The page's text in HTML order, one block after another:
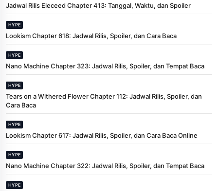
Jadwal Rilis Eleceed Chapter 413: Tanggal, Waktu, dan Spoiler
HYPE
Lookism Chapter 618: Jadwal Rilis, Spoiler, dan Cara Baca
HYPE
Nano Machine Chapter 323: Jadwal Rilis, Spoiler, dan Tempat Baca
HYPE
Tears on a Withered Flower Chapter 112: Jadwal Rilis, Spoiler, dan
Cara Baca
HYPE
Lookism Chapter 617: Jadwal Rilis, Spoiler, dan Cara Baca Online
HYPE
Nano Machine Chapter 322: Jadwal Rilis, Spoiler, dan Tempat Baca
HYPE